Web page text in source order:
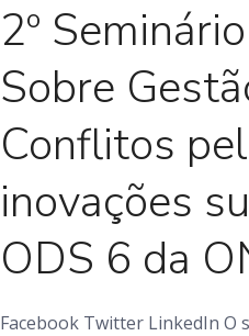
2º
Sobre
Conflitos
inovações
ODS 6 da
Facebook Twitter LinkedIn O